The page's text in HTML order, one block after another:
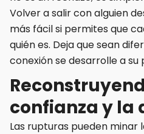
Volver a salir con alguien
más fácil si permites que
quién es. Deja que sean
conexión se desarrolle a su
confianza y la
Las rupturas pueden minar